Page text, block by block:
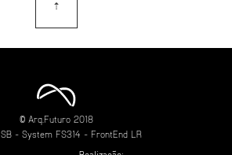
⇡
© Arq.Futuro 2018
SB- System FS314 - FrontEnd LR